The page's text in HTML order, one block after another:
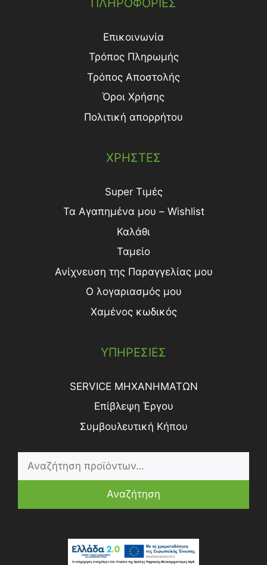
ΠΛΗΡΟΦΟΡΙΕΣ
Επικοινωνία
Τρόπος Πληρωμής
Τρόπος Aποστολής
Όροι Χρήσης
Πολιτική απορρήτου
ΧΡΗΣΤΕΣ
Super Τιμές
Τα Αγαπημένα μου – Wishlist
Καλάθι
Ταμείο
Ανίχνευση της Παραγγελίας μου
Ο λογαριασμός μου
Χαμένος κωδικός
ΥΠΗΡΕΣΙΕΣ
SERVICE ΜΗΧΑΝΗΜΑΤΩΝ
Επίβλεψη Έργου
Συμβουλευτική Κήπου
Αναζήτηση